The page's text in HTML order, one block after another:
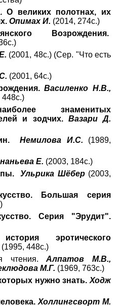
О великих полотнах, их
Опимах И. (2014, 274с.)
Возрождения.
(2001, 48с.) (Сер. "Что есть
(2001, 64с.)
Василенко Н.В.,
448с.)
знаменитых
и зодчих. Вазари Д.
Немилова И.С.
(1989,
Е. (2003, 184с.)
Ульрика Шёбер(2003,
Большая серия
Серия "Эрудит".
эротического
(1995, 448с.)
чтения.Алпатов М.В.,
М.Г. (1969, 763c.)
нужно знать. Ходж
Холлингсворт М.